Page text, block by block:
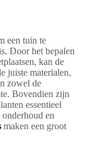
een tuin te
Door het bepalen
kan de
juiste materialen,
zowel de
Bovendien zijn
essentieel
en
maken een groot